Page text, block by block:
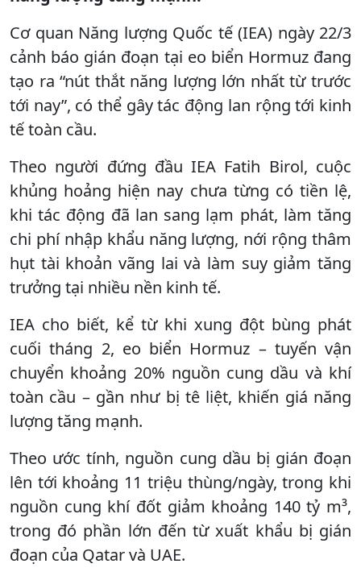
Cơ quan Năng lượng Quốc tế (IEA) ngày 22/3
cảnh báo gián đoạn tại eo biển Hormuz đang
tạo ra “nút thắt năng lượng lớn nhất từ trước
tới nay”, có thể gây tác động lan rộng tới kinh
tế toàn cầu.
Theo người đứng đầu IEA Fatih Birol, cuộc
khủng hoảng hiện nay chưa từng có tiền lệ,
khi tác động đã lan sang lạm phát, làm tăng
chi phí nhập khẩu năng lượng, nới rộng thâm
hụt tài khoản vãng lai và làm suy giảm tăng
trưởng tại nhiều nền kinh tế.
IEA cho biết, kể từ khi xung đột bùng phát
cuối tháng 2, eo biển Hormuz – tuyến vận
chuyển khoảng 20% nguồn cung dầu và khí
toàn cầu – gần như bị tê liệt, khiến giá năng
lượng tăng mạnh.
Theo ước tính, nguồn cung dầu bị gián đoạn
lên tới khoảng 11 triệu thùng/ngày, trong khi
nguồn cung khí đốt giảm khoảng 140 tỷ m³,
trong đó phần lớn đến từ xuất khẩu bị gián
đoạn của Qatar và UAE.